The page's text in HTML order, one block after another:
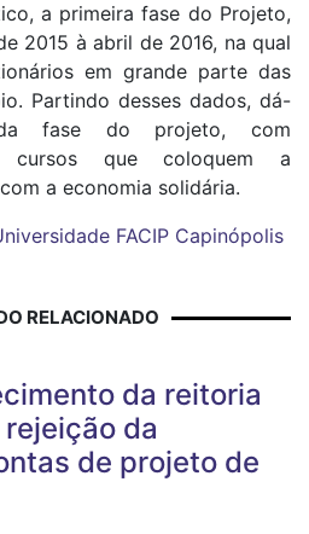
a primeira fase do Projeto,
2015 à abril de 2016, na qual
em grande parte das
Partindo desses dados, dá-
fase do projeto, com
cursos que coloquem a
a economia solidária.
FACIP Capinópolis
RELACIONADO
da reitoria
da
de projeto de